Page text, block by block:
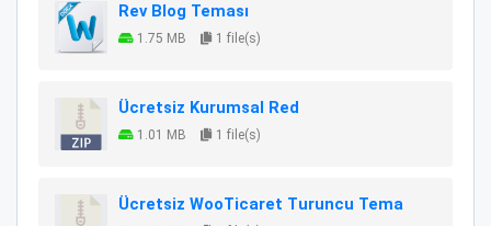
Rev Blog Teması
1.75 MB 1 file(s)
Ücretsiz Kurumsal Red
1.01 MB 1 file(s)
Ücretsiz WooTicaret Turuncu Tema